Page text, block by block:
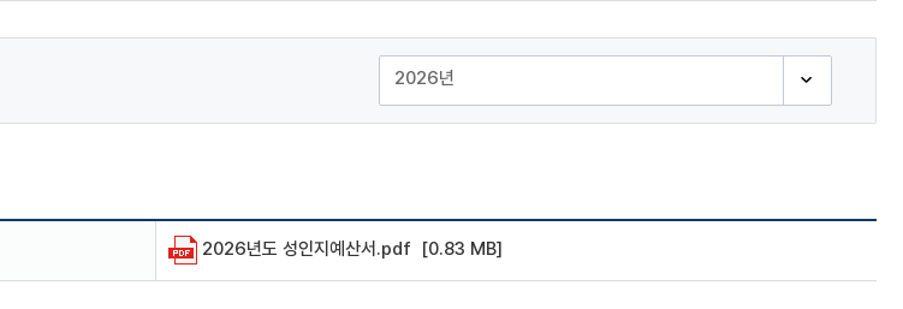
2026년도 성인지예산서.pdf [0.83 MB]